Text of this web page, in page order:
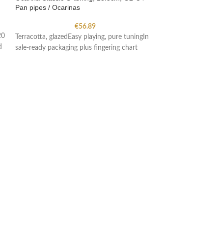
Pan pipes / Ocarinas
€56.89
Terracotta, glazedEasy playing, pure tuningIn
sale-ready packaging plus fingering chart